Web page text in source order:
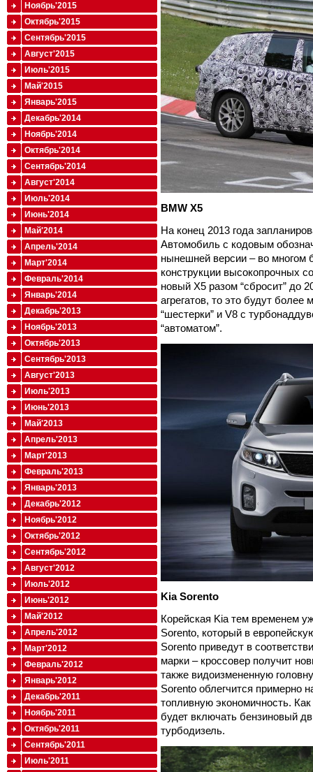
BMW X5
На конец 2013 года
Автомобиль с кодовым
нынешней версии – во многом
конструкции высокопрочных
новый X5 разом “сбросит” до
агрегатов, то это будут
“шестерки” и V8 с
“автоматом”.
KiaSorento
Корейская Kia тем временем
Sorento, который в
Sorento приведут в
марки – кроссовер получит
также видоизмененную
Sorento облегчится примерно
топливную экономичность.
будет включать бензиновый
турбодизель.
Ноябрь'2015
Октябрь'2015
Сентябрь'2015
Август'2015
Июль'2015
Май'2015
Январь'2015
Декабрь'2014
Ноябрь'2014
Октябрь'2014
Сентябрь'2014
Август'2014
Июль'2014
Июнь'2014
Май'2014
Апрель'2014
Март'2014
Февраль'2014
Январь'2014
Декабрь'2013
Ноябрь'2013
Октябрь'2013
Сентябрь'2013
Август'2013
Июль'2013
Июнь'2013
Май'2013
Апрель'2013
Март'2013
Февраль'2013
Январь'2013
Декабрь'2012
Ноябрь'2012
Октябрь'2012
Сентябрь'2012
Август'2012
Июль'2012
Июнь'2012
Май'2012
Апрель'2012
Март'2012
Февраль'2012
Январь'2012
Декабрь'2011
Ноябрь'2011
Октябрь'2011
Сентябрь'2011
Июль'2011